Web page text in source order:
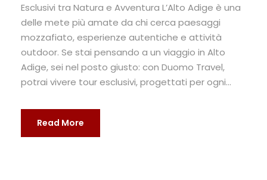
Esclusivi tra Natura e Avventura L’Alto Adige è una
delle mete più amate da chi cerca paesaggi
mozzafiato, esperienze autentiche e attività
outdoor. Se stai pensando a un viaggio in Alto
Adige, sei nel posto giusto: con Duomo Travel,
potrai vivere tour esclusivi, progettati per ogni...
Read More